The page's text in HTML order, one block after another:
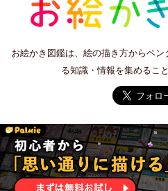
お絵かき図鑑は、絵の描き方からペ
る知識・情報を集めるこ